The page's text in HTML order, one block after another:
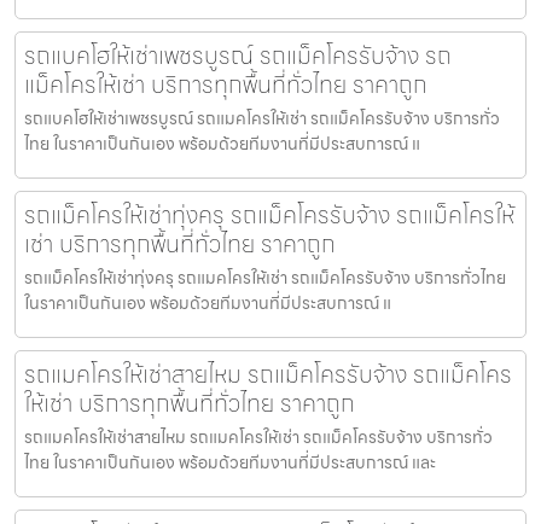
รถแบคโฮให้เช่าเพชรบูรณ์ รถแม็คโครรับจ้าง รถ
แม็คโครให้เช่า บริการทุกพื้นที่ทั่วไทย ราคาถูก
รถแบคโฮให้เช่าเพชรบูรณ์ รถแมคโครให้เช่า รถแม็คโครรับจ้าง บริการทั่ว
ไทย ในราคาเป็นกันเอง พร้อมด้วยทีมงานที่มีประสบการณ์ แ
รถแม็คโครให้เช่าทุ่งครุ รถแม็คโครรับจ้าง รถแม็คโครให้
เช่า บริการทุกพื้นที่ทั่วไทย ราคาถูก
รถแม็คโครให้เช่าทุ่งครุ รถแมคโครให้เช่า รถแม็คโครรับจ้าง บริการทั่วไทย
ในราคาเป็นกันเอง พร้อมด้วยทีมงานที่มีประสบการณ์ แ
รถแมคโครให้เช่าสายไหม รถแม็คโครรับจ้าง รถแม็คโคร
ให้เช่า บริการทุกพื้นที่ทั่วไทย ราคาถูก
รถแมคโครให้เช่าสายไหม รถแมคโครให้เช่า รถแม็คโครรับจ้าง บริการทั่ว
ไทย ในราคาเป็นกันเอง พร้อมด้วยทีมงานที่มีประสบการณ์ และ